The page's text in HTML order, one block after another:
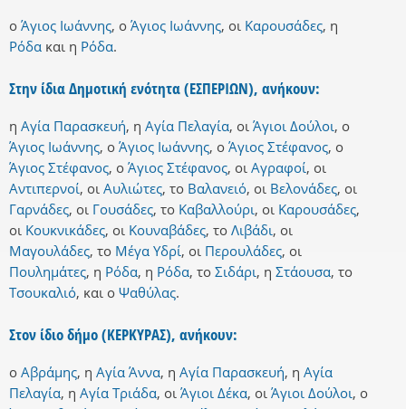
ο Άγιος Ιωάννης, ο Άγιος Ιωάννης, οι Καρουσάδες, η
Ρόδα και η Ρόδα.
Στην ίδια Δημοτική ενότητα (ΕΣΠΕΡΙΩΝ), ανήκουν:
η Αγία Παρασκευή, η Αγία Πελαγία, οι Άγιοι Δούλοι, ο
Άγιος Ιωάννης, ο Άγιος Ιωάννης, ο Άγιος Στέφανος, ο
Άγιος Στέφανος, ο Άγιος Στέφανος, οι Αγραφοί, οι
Αντιπερνοί, οι Αυλιώτες, το Βαλανειό, οι Βελονάδες, οι
Γαρνάδες, οι Γουσάδες, το Καβαλλούρι, οι Καρουσάδες,
οι Κουκνικάδες, οι Κουναβάδες, το Λιβάδι, οι
Μαγουλάδες, το Μέγα Υδρί, οι Περουλάδες, οι
Πουλημάτες, η Ρόδα, η Ρόδα, το Σιδάρι, η Στάουσα, το
Τσουκαλιό, και ο Ψαθύλας.
Στον ίδιο δήμο (ΚΕΡΚΥΡΑΣ), ανήκουν:
ο Αβράμης, η Αγία Άννα, η Αγία Παρασκευή, η Αγία
Πελαγία, η Αγία Τριάδα, οι Άγιοι Δέκα, οι Άγιοι Δούλοι, ο